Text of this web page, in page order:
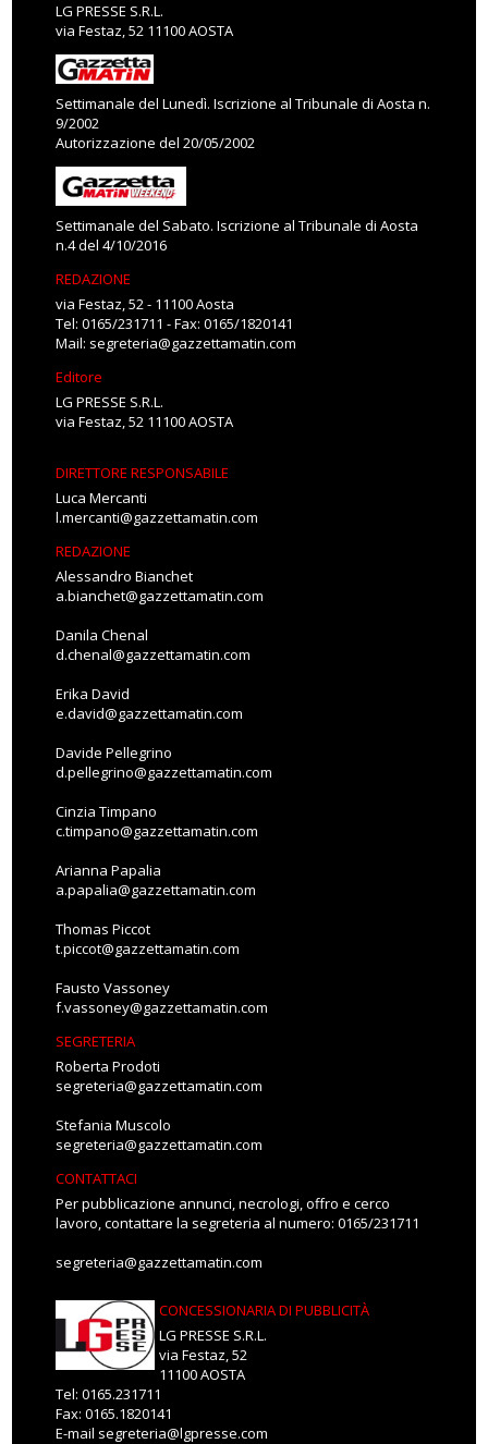
LG PRESSE S.R.L.
via Festaz, 52 11100 AOSTA
Settimanale del Lunedì. Iscrizione al Tribunale di Aosta n.
9/2002
Autorizzazione del 20/05/2002
Settimanale del Sabato. Iscrizione al Tribunale di Aosta
n.4 del 4/10/2016
REDAZIONE
via Festaz, 52 - 11100 Aosta
Tel: 0165/231711 - Fax: 0165/1820141
Mail: segreteria@gazzettamatin.com
Editore
LG PRESSE S.R.L.
via Festaz, 52 11100 AOSTA
DIRETTORE RESPONSABILE
Luca Mercanti
l.mercanti@gazzettamatin.com
REDAZIONE
Alessandro Bianchet
a.bianchet@gazzettamatin.com
Danila Chenal
d.chenal@gazzettamatin.com
Erika David
e.david@gazzettamatin.com
Davide Pellegrino
d.pellegrino@gazzettamatin.com
Cinzia Timpano
c.timpano@gazzettamatin.com
Arianna Papalia
a.papalia@gazzettamatin.com
Thomas Piccot
t.piccot@gazzettamatin.com
Fausto Vassoney
f.vassoney@gazzettamatin.com
SEGRETERIA
Roberta Prodoti
segreteria@gazzettamatin.com
Stefania Muscolo
segreteria@gazzettamatin.com
CONTATTACI
Per pubblicazione annunci, necrologi, offro e cerco
lavoro, contattare la segreteria al numero: 0165/231711
segreteria@gazzettamatin.com
CONCESSIONARIA DI PUBBLICITÀ
LG PRESSE S.R.L.
via Festaz, 52
11100 AOSTA
Tel: 0165.231711
Fax: 0165.1820141
E-mail segreteria@lgpresse.com